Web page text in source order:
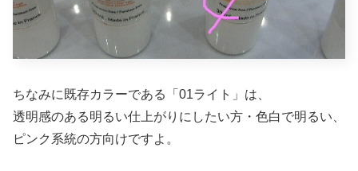
ちなみに既存カラーである「01ライト」は、
透明感のある明るい仕上がりにしたい方・色白で明るい、
ピンク系統の方向けですよ。